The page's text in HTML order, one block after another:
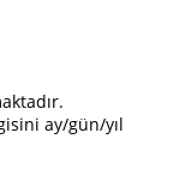
ay/gün/yıl